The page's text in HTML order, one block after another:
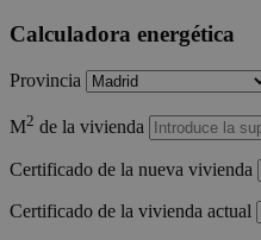
Calculadora energética
Provincia
M2 de la vivienda
Certificado de la nueva vivienda
Certificado de la vivienda actual